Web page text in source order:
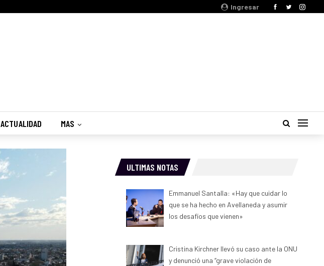
Ingresar
ACTUALIDAD MAS
ULTIMAS NOTAS
Emmanuel Santalla: «Hay que cuidar lo
que se ha hecho en Avellaneda y asumir
los desafíos que vienen»
Cristina Kirchner llevó su caso ante la ONU
y denunció una “grave violación de